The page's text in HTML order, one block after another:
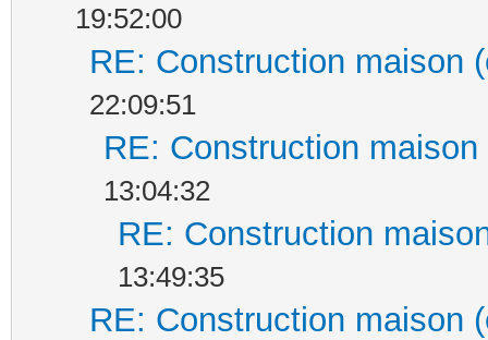
19:52:00
RE: Construction maison
22:09:51
RE: Construction
13:04:32
RE: Construction
13:49:35
RE: Construction maison